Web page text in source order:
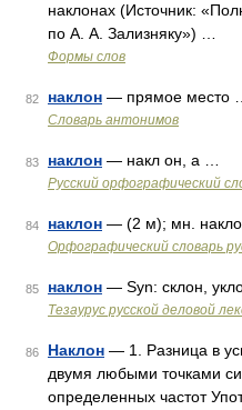
наклонах (Источник:
по А. А. Зализняку») …
Формы слов
82 наклон — прямое место …
Словарь антонимов
83 наклон — накл он, а …
Русский орфографический
84 наклон — (2 м); мн.
Орфографический словарь
85 наклон — Syn: склон,
Тезаурус русской деловой
86 Наклон — 1. Разница в
двумя любыми точками
определенных частот